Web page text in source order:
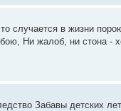
случается в жизни
Ни жалоб, ни стона -
Забавы детских